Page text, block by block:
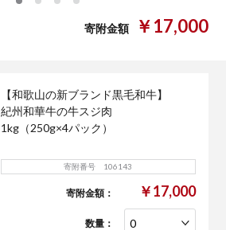
寄附金額 ￥17,000
【和歌山の新ブランド黒毛和牛】
紀州和華牛の牛スジ肉
1kg（250g×4パック）
寄附番号 106143
寄附金額： ￥17,000
数量：